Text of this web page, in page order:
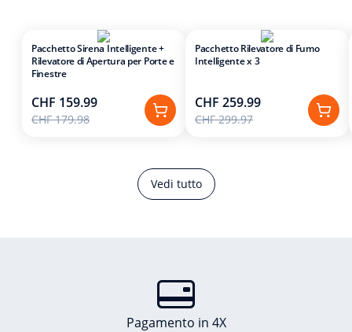
Vedi tutto
Pacchetto Sirena Intelligente +
Rilevatore di Apertura per Porte e
Finestre
CHF 159.99
CHF 179.98
Pacchetto Rilevatore di Fumo
Intelligente x 3
CHF 259.99
CHF 299.97
Pagamento in 4X